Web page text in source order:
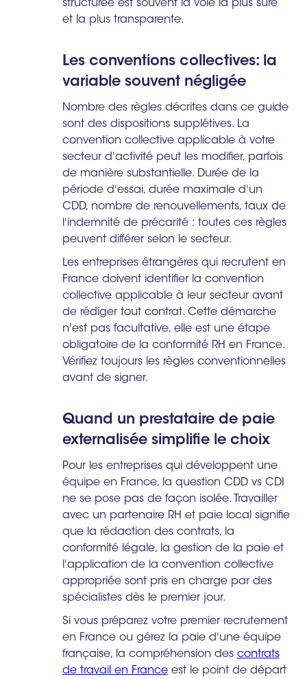
structurée est souvent la voie la plus sûre
et la plus transparente.
Les conventions collectives: la
variable souvent négligée
Nombre des règles décrites dans ce guide
sont des dispositions supplétives. La
convention collective applicable à votre
secteur d'activité peut les modifier, parfois
de manière substantielle. Durée de la
période d'essai, durée maximale d'un
CDD, nombre de renouvellements, taux de
l'indemnité de précarité : toutes ces règles
peuvent différer selon le secteur.
Les entreprises étrangères qui recrutent en
France doivent identifier la convention
collective applicable à leur secteur avant
de rédiger tout contrat. Cette démarche
n'est pas facultative, elle est une étape
obligatoire de la conformité RH en France.
Vérifiez toujours les règles conventionnelles
avant de signer.
Quand un prestataire de paie
externalisée simplifie le choix
Pour les entreprises qui développent une
équipe en France, la question CDD vs CDI
ne se pose pas de façon isolée. Travailler
avec un partenaire RH et paie local signifie
que la rédaction des contrats, la
conformité légale, la gestion de la paie et
l'application de la convention collective
appropriée sont pris en charge par des
spécialistes dès le premier jour.
Si vous préparez votre premier recrutement
en France ou gérez la paie d'une équipe
française, la compréhension des contrats
de travail en Franceest le point de départ